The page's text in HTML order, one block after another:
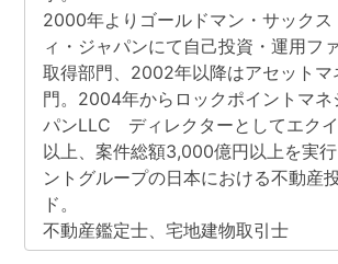
2000年よりゴールドマン・サックス
ィ・ジャパンにて自己投資・運用フ
取得部門、2002年以降はアセットマ
門。2004年からロックポイントマネ
パンLLC ディレクターとしてエク
以上、案件総額3,000億円以上を実
ントグループの日本における不動産
ド。
不動産鑑定士、宅地建物取引士